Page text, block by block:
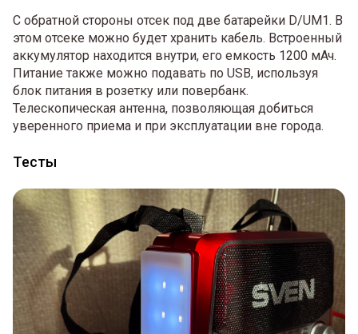
С обратной стороны отсек под две батарейки D/UM1. В
этом отсеке можно будет хранить кабель. Встроенный
аккумулятор находится внутри, его емкость 1200 мАч.
Питание также можно подавать по USB, используя
блок питания в розетку или повербанк.
Телескопическая антенна, позволяющая добиться
уверенного приема и при эксплуатации вне города.
Тесты